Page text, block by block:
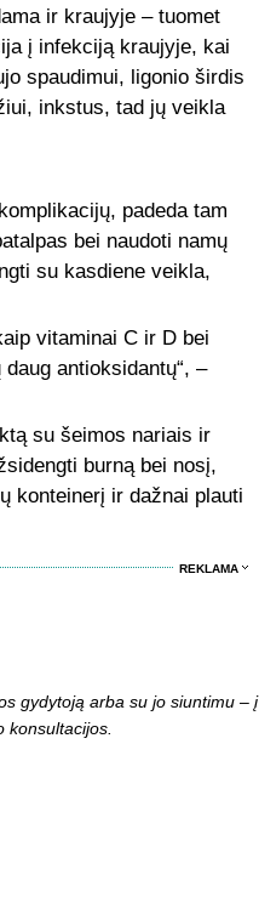
ir kraujyje – tuomet
į infekciją kraujyje, kai
spaudimui, ligonio širdis
inkstus, tad jų veikla
padeda tam
bei naudoti namų
su kasdiene veikla,
vitaminai C ir D bei
antioksidantų“, –
su šeimos nariais ir
burną bei nosį,
konteinerį ir dažnai plauti
REKLAMA
gydytoją arba su jo siuntimu – į
konsultacijos.